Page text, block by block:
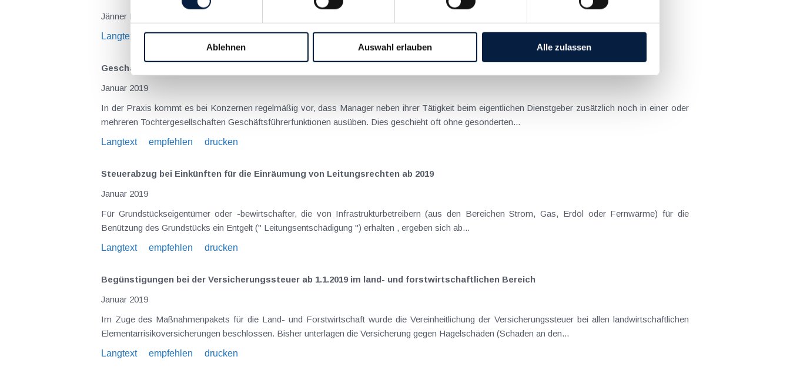
Ablehnen Auswahl erlauben Alle zulassen
Langtext
empfehlen drucken
Geschäftsführerüberlassung im Konzern - keine Mehrfachbelastung mit Sozialversicherungsbeiträgen
Januar 2019
In der Praxis kommt es bei Konzernen regelmäßig vor, dass Manager neben ihrer Tätigkeit beim eigentlichen Dienstgeber zusätzlich noch in einer oder
mehreren Tochtergesellschaften Geschäftsführerfunktionen ausüben. Dies geschieht oft ohne gesonderten...
Langtext
empfehlen drucken
Steuerabzug bei Einkünften für die Einräumung von Leitungsrechten ab 2019
Januar 2019
Für Grundstückseigentümer oder -bewirtschafter, die von Infrastrukturbetreibern (aus den Bereichen Strom, Gas, Erdöl oder Fernwärme) für die
Benützung des Grundstücks ein Entgelt (" Leitungsentschädigung ") erhalten , ergeben sich ab...
Langtext
empfehlen drucken
Begünstigungen bei der Versicherungssteuer ab 1.1.2019 im land- und forstwirtschaftlichen Bereich
Januar 2019
Im Zuge des Maßnahmenpakets für die Land- und Forstwirtschaft wurde die Vereinheitlichung der Versicherungssteuer bei allen landwirtschaftlichen
Elementarrisikoversicherungen beschlossen. Bisher unterlagen die Versicherung gegen Hagelschäden (Schaden an den...
Langtext
empfehlen drucken